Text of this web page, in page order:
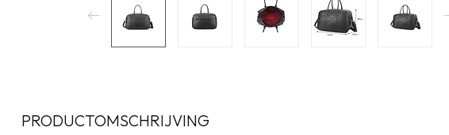
PRODUCTOMSCHRIJVING